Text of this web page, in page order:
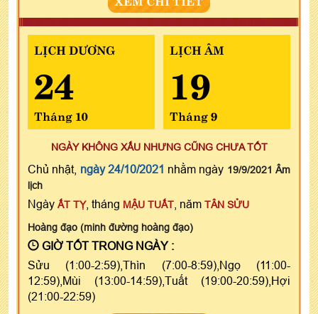
LỊCH DƯƠNG
24
Tháng 10
LỊCH ÂM
19
Tháng 9
NGÀY KHÔNG XẤU NHƯNG CŨNG CHƯA TỐT
Chủ nhật, ngày 24/10/2021 nhằm ngày 19/9/2021 Âm
lịch
Ngày ẤT TỴ, tháng MẬU TUẤT , năm TÂN SỬU
Hoàng đạo (minh đường hoàng đạo)
GIỜ TỐT TRONG NGÀY :
Sửu (1:00-2:59),Thìn (7:00-8:59),Ngọ (11:00-
12:59),Mùi (13:00-14:59),Tuất (19:00-20:59),Hợi
(21:00-22:59)